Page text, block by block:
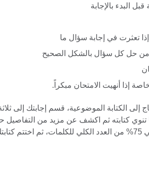
البدء بالإجابة
إذا تعثرت في إجابة سؤال ما
من حل كل سؤال بالشكل الصحيح
إذا أنهيت الامتحان مبكراً.
إلى الكتابة الموضوعية، قسم إجابتك إلى
تنوي كتابته ثم اكشف عن مزيد من
المنتصف بحيث يشمل حوالي 75% من العدد الكلي للكلمات، ثم